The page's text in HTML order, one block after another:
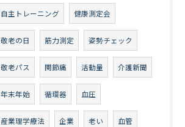
自主トレーニング 健康測定会
敬老の日 筋力測定 姿勢チェック
敬老パス 関節痛 活動量 介護新聞
年末年始 循環器 血圧
産業理学療法 企業 老い 血管